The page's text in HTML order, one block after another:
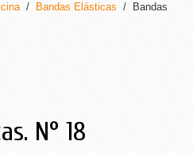
/ Bandas Elásticas / Bandas
N° 18